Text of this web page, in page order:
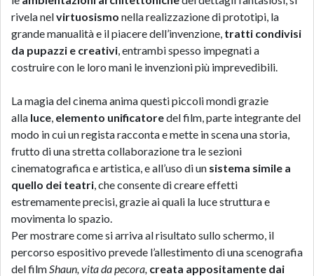
rivela nelvirtuosismo nella realizzazione di prototipi, la
grande manualità e il piacere dell’invenzione, tratti condivisi
da pupazzi e creativi, entrambi spesso impegnati a
costruire con le loro mani le invenzioni più imprevedibili.
La magia del cinema anima questi piccoli mondi grazie
alla luce, elemento unificatoredel film, parte integrante del
modo in cui un regista racconta e mette in scena una storia,
frutto di una stretta collaborazione tra le sezioni
cinematografica e artistica, e all’uso di un sistema simile a
quello dei teatri, che consente di creare effetti
estremamente precisi, grazie ai quali la luce struttura e
movimenta lo spazio.
Per mostrare come si arriva al risultato sullo schermo, il
percorso espositivo prevede l’allestimento di una scenografia
del filmShaun, vita da pecora, creata appositamente dai